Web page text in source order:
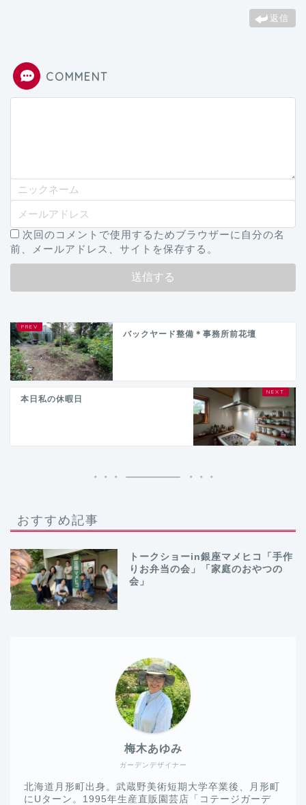
返信
COMMENT
次回のコメントで使用するためブラウザーに自分の名
前、メールアドレス、サイトを保存する。
バックヤード整備＊事務所前花壇
本日私の休暇日
おすすめ記事
トークショーin銀座マメヒコ「手作
りお弁当の会」「家庭のおやつの
会」
ガーデンデザイナー
梅木あゆみ
北海道月形町出身。武蔵野美術短期大学卒業後、月形町
にUターン。1995年生産直販園芸店「コテージガーデ